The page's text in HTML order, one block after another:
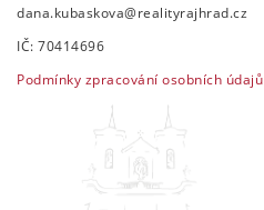
dana.kubaskova@realityrajhrad.cz
IČ: 70414696
Podmínky zpracování osobních údajů